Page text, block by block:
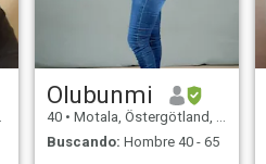
Olubunmi
40 • Motala, Östergötland, Suecia
Buscando: Hombre 40 - 65